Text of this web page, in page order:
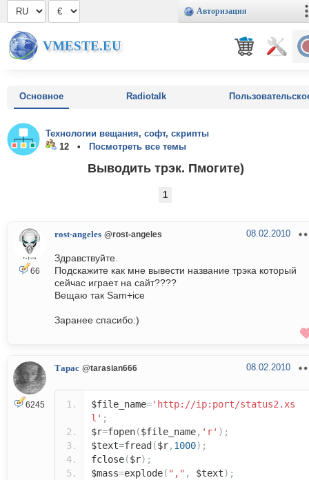
Авторизация
VMESTE.EU
Основное Radiotalk
Технологии вещания, софт, скрипты
12 •
Посмотреть все темы
Выводить трэк. Пмогите)
1
66
rost-angeles @rost-angeles 08.02.2010
Здравствуйте.
Подскажите как мне вывести название трэка который
сейчас играет на сайт????
Вещаю так Sam+ice
Заранее спасибо:)
6245
Тарас @tarasian666 08.02.2010
$file_name='http://ip:port/status2.xs
l' ;
$r=fopen($file_name, 'r' );
$text=fread ($r, 1000);
fclose($r);
$mass=explode( "," , $text);